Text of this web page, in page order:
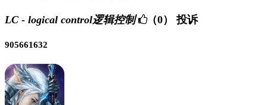
LC - logical control逻辑控制 （0） 投诉
905661632